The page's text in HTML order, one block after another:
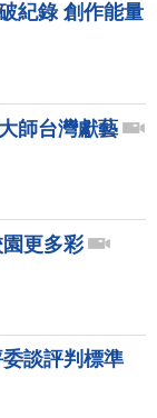
紀錄 創作能量
師台灣獻藝
更多彩
談評判標準